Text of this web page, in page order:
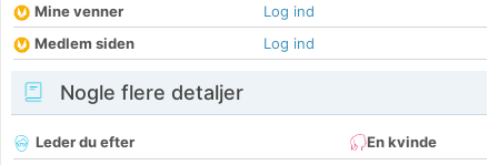
Mine venner
Log ind
Medlem siden
Log ind
Nogle flere detaljer
Leder du efter
En kvinde